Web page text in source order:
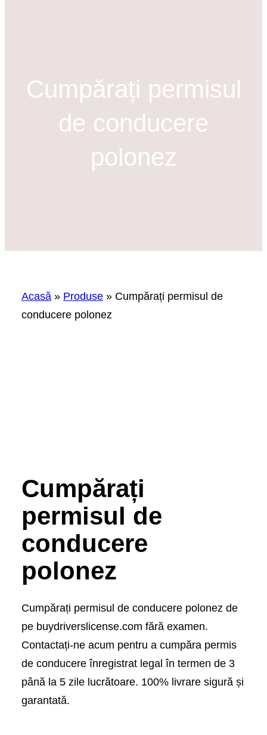
Cumpărați permisul
de conducere
polonez
Acasă » Produse » Cumpărați permisul de
conducere polonez
Cumpărați
permisul de
conducere
polonez
Cumpărați permisul de conducere polonez de
pe buydriverslicense.com fără examen.
Contactați-ne acum pentru a cumpăra permis
de conducere înregistrat legal în termen de 3
până la 5 zile lucrătoare. 100% livrare sigură și
garantată.